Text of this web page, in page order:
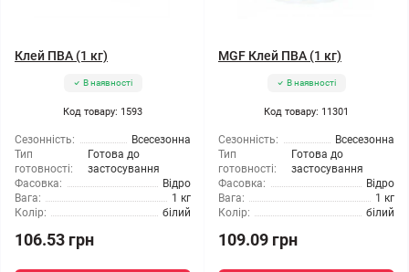
Клей ПВА (1 кг)
В наявності
Код товару: 1593
Сезонність:
Всесезонна
Тип
готовності:
Готова до
застосування
Фасовка:
Відро
Вага:
1 кг
Колір:
білий
106.53 грн
MGF Клей ПВА (1 кг)
В наявності
Код товару: 11301
Сезонність:
Всесезонна
Тип
готовності:
Готова до
застосування
Фасовка:
Відро
Вага:
1 кг
Колір:
білий
109.09 грн